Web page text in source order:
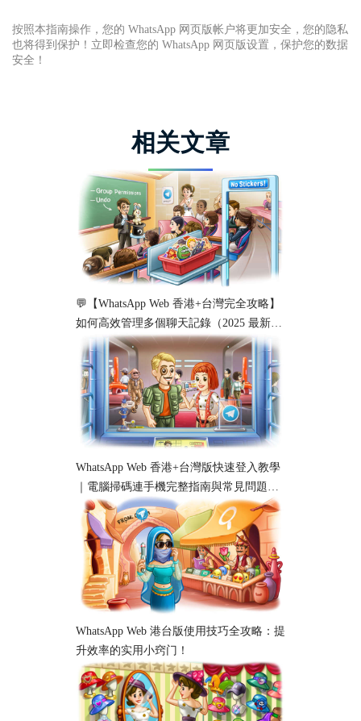
按照本指南操作，您的 WhatsApp 网页版帐户将更加安全，您的隐私
也将得到保护！立即检查您的 WhatsApp 网页版设置，保护您的数据
安全！
相关文章
💬【WhatsApp Web 香港+台灣完全攻略】
如何高效管理多個聊天記錄（2025 最新教
學）
WhatsApp Web 香港+台灣版快速登入教學
｜電腦掃碼連手機完整指南與常見問題解
析
WhatsApp Web 港台版使用技巧全攻略：提
升效率的实用小窍门！